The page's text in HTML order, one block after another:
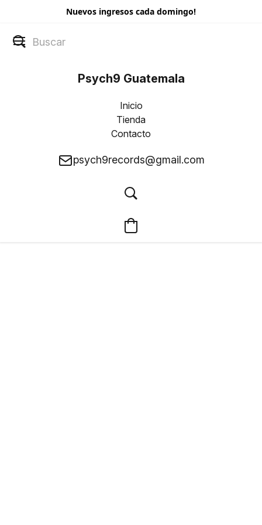
Nuevos ingresos cada domingo!
Psych9 Guatemala
Inicio
Tienda
Contacto
psych9records@gmail.com